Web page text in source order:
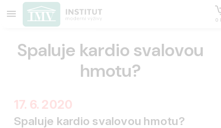
0
Spaluje kardio svalovou
hmotu?
17. 6. 2020
Spaluje kardio svalovou hmotu?